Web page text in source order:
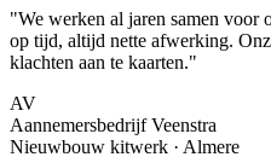
"We werken al jaren samen
op tijd, altijd nette afwerking.
klachten aan te kaarten."
AV
Aannemersbedrijf Veenstra
Nieuwbouw kitwerk · Almere